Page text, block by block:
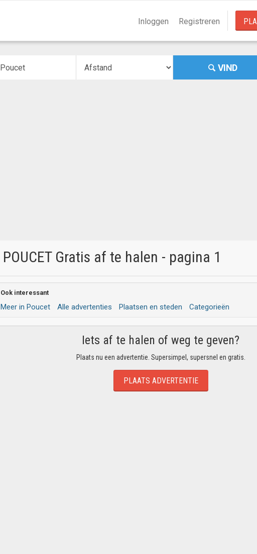
Inloggen Registreren
VIND
POUCET Gratis af te halen - pagina 1
Ook interessant
Meer in Poucet Alle advertenties Plaatsen en steden Categorieën
Iets af te halen of weg te geven?
Plaats nu een advertentie. Supersimpel, supersnel en gratis.
PLAATS ADVERTENTIE